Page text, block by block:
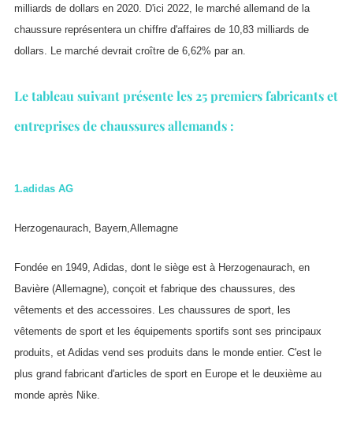
milliards de dollars en 2020. D'ici 2022, le marché allemand de la
chaussure représentera un chiffre d'affaires de 10,83 milliards de
dollars. Le marché devrait croître de 6,62% par an.
Le tableau suivant présente les 25 premiers fabricants et
entreprises de chaussures allemands :
1.adidas AG
Herzogenaurach, Bayern,Allemagne
Fondée en 1949, Adidas, dont le siège est à Herzogenaurach, en
Bavière (Allemagne), conçoit et fabrique des chaussures, des
vêtements et des accessoires. Les chaussures de sport, les
vêtements de sport et les équipements sportifs sont ses principaux
produits, et Adidas vend ses produits dans le monde entier. C'est le
plus grand fabricant d'articles de sport en Europe et le deuxième au
monde après Nike.